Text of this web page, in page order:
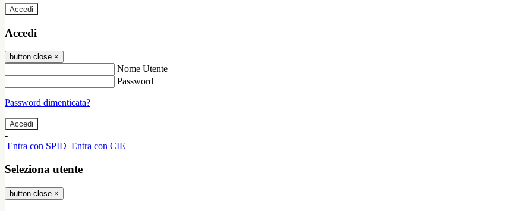
Accedi
Accedi
button close ×
Nome Utente
Password
Password dimenticata?
-
Entra con SPID Entra con CIE
Seleziona utente
button close ×